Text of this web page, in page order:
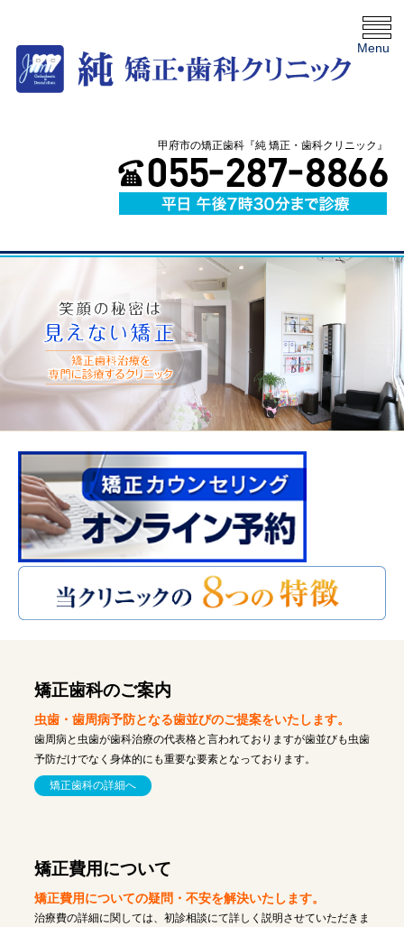
甲府市の矯正歯科『純 矯正・歯科クリニック』
Menu
矯正歯科のご案内
虫歯・歯周病予防となる歯並びのご提案をいたします。
歯周病と虫歯が歯科治療の代表格と言われておりますが歯並びも虫歯
予防だけでなく身体的にも重要な要素となっております。
矯正歯科の詳細へ
矯正費用について
矯正費用についての疑問・不安を解決いたします。
治療費の詳細に関しては、初診相談にて詳しく説明させていただきま